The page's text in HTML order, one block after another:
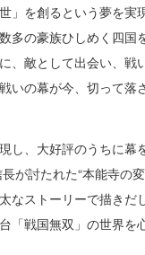
ビジュアル公
ュアル公開！
ュアル公開！ア
」を創るという夢を
多の豪族ひしめく四国
、敵として出会い、戦
いの幕が今、切って落
し、大好評のうちに
が討たれた“本能寺の
なストーリーで描き
「戦国無双」の世界を